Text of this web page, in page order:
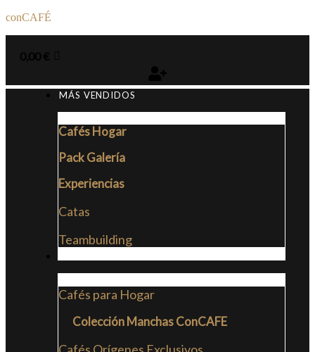
conCAFÉ
MÁS VENDIDOS
Cafés Hogar
Pack Galería
Experiencias
Catas
Teambuilding
Cafés para Hogar
Colección Manchas ConCAFE